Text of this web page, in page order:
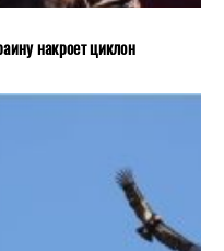
накроет циклон